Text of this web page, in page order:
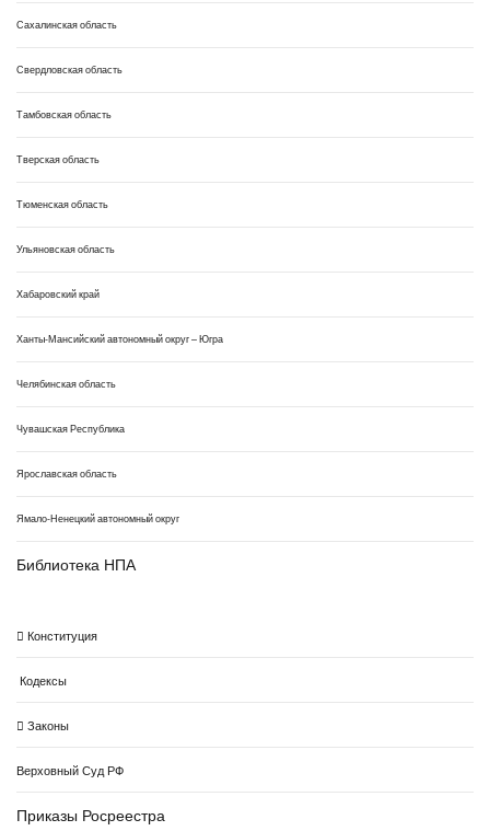
Сахалинская область
Свердловская область
Тамбовская область
Тверская область
Тюменская область
Ульяновская область
Хабаровский край
Ханты-Мансийский автономный округ – Югра
Челябинская область
Чувашская Республика
Ярославская область
Ямало-Ненецкий автономный округ
Библиотека НПА
Конституция
Кодексы
Законы
Верховный Суд РФ
Приказы Росреестра